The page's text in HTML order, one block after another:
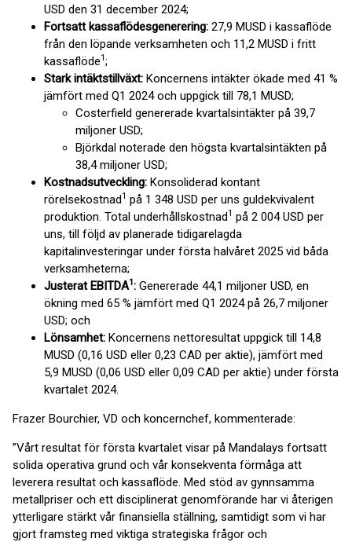
USD den 31 december 2024;
Fortsatt kassaflödesgenerering: 27,9 MUSD i kassaflöde
från den löpande verksamheten och 11,2 MUSD i fritt
kassaflöde1;
Stark intäktstillväxt: Koncernens intäkter ökade med 41 %
jämfört med Q1 2024 och uppgick till 78,1 MUSD;
Costerfield genererade kvartalsintäkter på 39,7
miljoner USD;
Björkdal noterade den högsta kvartalsintäkten på
38,4 miljoner USD;
Kostnadsutveckling: Konsoliderad kontant
rörelsekostnad1 på 1 348 USD per uns guldekvivalent
produktion. Total underhållskostnad1 på 2 004 USD per
uns, till följd av planerade tidigarelagda
kapitalinvesteringar under första halvåret 2025 vid båda
verksamheterna;
Justerat EBITDA1 : Genererade 44,1 miljoner USD, en
ökning med 65 % jämfört med Q1 2024 på 26,7 miljoner
USD; och
Lönsamhet: Koncernens nettoresultat uppgick till 14,8
MUSD (0,16 USD eller 0,23 CAD per aktie), jämfört med
5,9 MUSD (0,06 USD eller 0,09 CAD per aktie) under första
kvartalet 2024.
Frazer Bourchier, VD och koncernchef, kommenterade:
”Vårt resultat för första kvartalet visar på Mandalays fortsatt
solida operativa grund och vår konsekventa förmåga att
leverera resultat och kassaflöde. Med stöd av gynnsamma
metallpriser och ett disciplinerat genomförande har vi återigen
ytterligare stärkt vår finansiella ställning, samtidigt som vi har
gjort framsteg med viktiga strategiska frågor och